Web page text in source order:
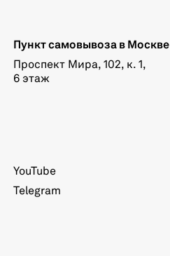
Пункт самовывоза в Москве
Проспект Мира, 102, к. 1,
6 этаж
YouTube
Telegram